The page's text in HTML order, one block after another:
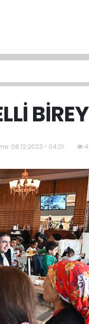
08.12.2023 - 04:21